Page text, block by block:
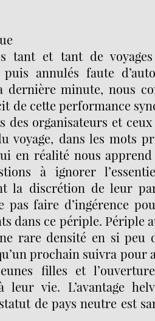
tant et tant de
puis annulés faute
dernière minute, nous
de cette performance
des organisateurs et
voyage, dans les mots
en réalité nous apprend
à ignorer
la discrétion de leur
pas faire d’ingérence
dans ce périple. Périple
rare densité en si peu
prochain suivra pour
filles et
leur vie. L’avantage
de pays neutre est